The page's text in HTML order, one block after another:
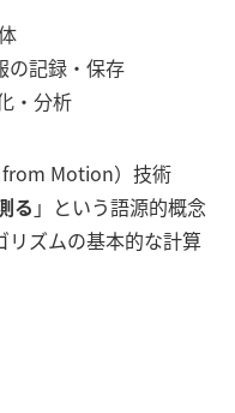
の記録・保存
・分析
Motion）技術
る 」という語源的概念
リズムの基本的な計算